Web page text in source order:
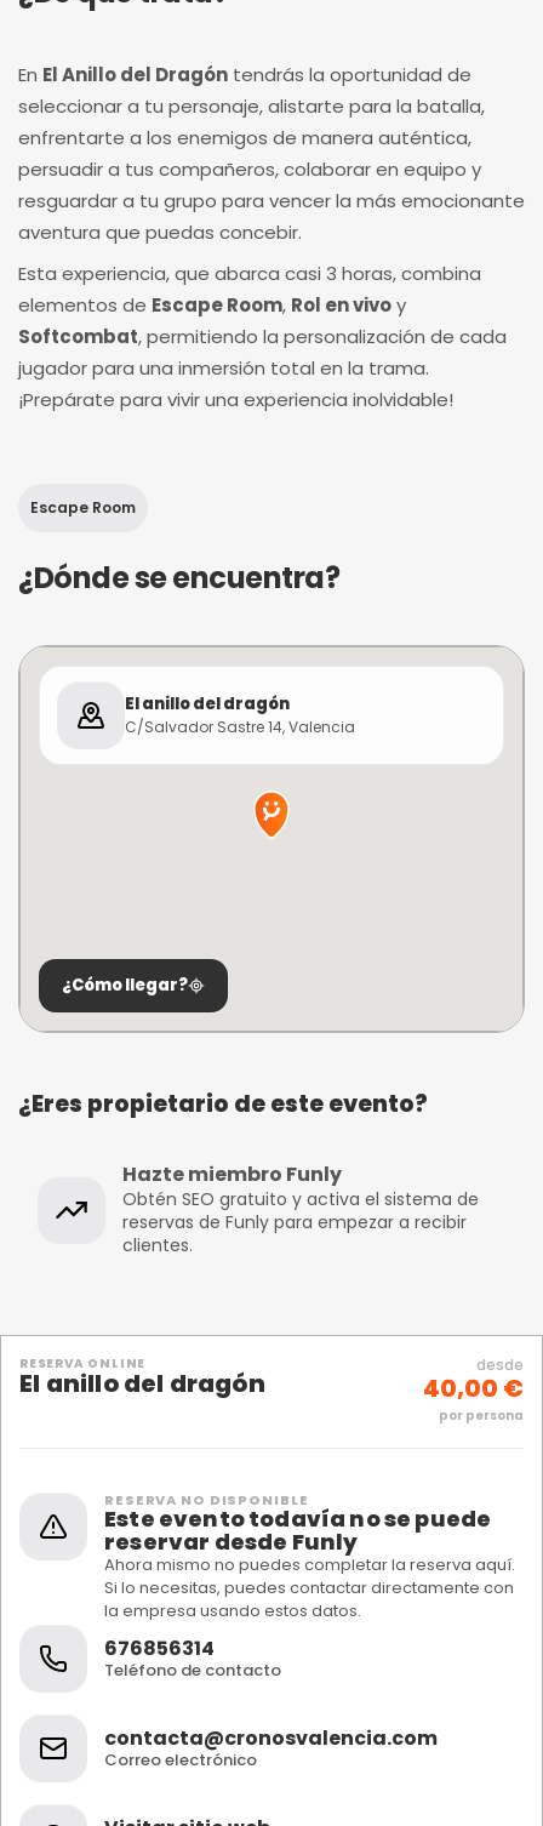
En El Anillo del Dragón tendrás la oportunidad de
seleccionar a tu personaje, alistarte para la batalla,
enfrentarte a los enemigos de manera auténtica,
persuadir a tus compañeros, colaborar en equipo y
resguardar a tu grupo para vencer la más emocionante
aventura que puedas concebir.
Esta experiencia, que abarca casi 3 horas, combina
elementos de Escape Room, Rol en vivoy
Softcombat, permitiendo la personalización de cada
jugador para una inmersión total en la trama.
¡Prepárate para vivir una experiencia inolvidable!
Escape Room
¿Dónde se encuentra?
El anillo del dragón
C/Salvador Sastre 14, Valencia
¿Cómo llegar?
¿Eres propietario de este evento?
Hazte miembro Funly
Obtén SEO gratuito y activa el sistema de
reservas de Funly para empezar a recibir
clientes.
RESERVA ONLINE
El anillo del dragón
desde
40,00 €
por persona
RESERVA NO DISPONIBLE
Este evento todavía no se puede
reservar desde Funly
Ahora mismo no puedes completar la reserva aquí.
Si lo necesitas, puedes contactar directamente con
la empresa usando estos datos.
676856314
Teléfono de contacto
contacta@cronosvalencia.com
Correo electrónico